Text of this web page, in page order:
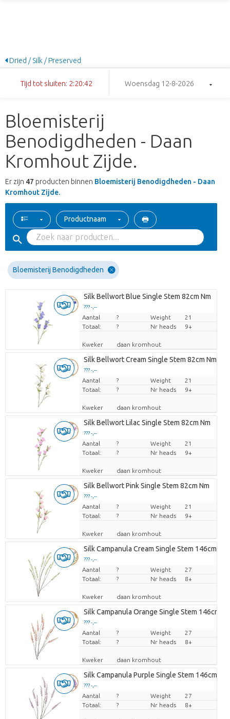
Dried / Silk / Preserved
Tijd tot sluiten: 2:20:41 Woensdag 12-8-2026
Bloemisterij
Benodigdheden - Daan
Kromhout Zijde.
Er zijn 47 producten binnen Bloemisterij Benodigdheden - Daan
Kromhout Zijde.
Productnaam
Bloemisterij Benodigdheden
Silk Bellwort Blue Single Stem 82cm Nm
??? -,--
Prijs per stuk
Aantal ? Weight
21
Totaal:
? Nr heads 9+
Kweker daan kromhout
Silk Bellwort Cream Single Stem 82cm Nm
??? -,--
Prijs per stuk
Aantal ? Weight
21
Totaal:
? Nr heads 9+
Kweker daan kromhout
Silk Bellwort Lilac Single Stem 82cm Nm
??? -,--
Prijs per stuk
Aantal ? Weight
21
Totaal:
? Nr heads 9+
Kweker daan kromhout
Silk Bellwort Pink Single Stem 82cm Nm
??? -,--
Prijs per stuk
Aantal ? Weight
21
Totaal:
? Nr heads 9+
Kweker daan kromhout
Silk Campanula Cream Single Stem 146cm Nm
??? -,--
Prijs per stuk
Aantal ? Weight
27
Totaal:
? Nr heads 8+
Kweker daan kromhout
Silk Campanula Orange Single Stem 146cm
??? -,--
Prijs per stuk
Aantal ? Weight
27
Totaal:
? Nr heads 8+
Kweker daan kromhout
Silk Campanula Purple Single Stem 146cm Nm
??? -,--
Prijs per stuk
Aantal ? Weight
27
Totaal:
? Nr heads 8+